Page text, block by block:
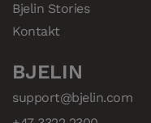
Bjelin Stories
Kontakt
BJELIN
support@bjelin.com